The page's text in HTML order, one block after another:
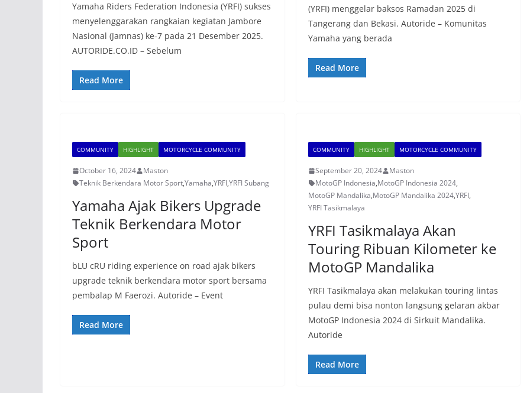
Yamaha Riders Federation Indonesia (YRFI) sukses
menyelenggarakan rangkaian kegiatan Jambore
Nasional (Jamnas) ke-7 pada 21 Desember 2025.
AUTORIDE.CO.ID – Sebelum
Read More
(YRFI) menggelar baksos Ramadan 2025 di
Tangerang dan Bekasi. Autoride – Komunitas
Yamaha yang berada
Read More
COMMUNITY HIGHLIGHT MOTORCYCLE COMMUNITY
October 16, 2024
Maston
Teknik Berkendara Motor Sport,Yamaha,YRFI,YRFI Subang
Yamaha Ajak Bikers Upgrade
Teknik Berkendara Motor
Sport
bLU cRU riding experience on road ajak bikers
upgrade teknik berkendara motor sport bersama
pembalap M Faerozi. Autoride – Event
Read More
COMMUNITY HIGHLIGHT MOTORCYCLE COMMUNITY
September 20, 2024
Maston
MotoGP Indonesia,MotoGP Indonesia 2024,
MotoGP Mandalika,MotoGP Mandalika 2024,YRFI,
YRFI Tasikmalaya
YRFI Tasikmalaya Akan
Touring Ribuan Kilometer ke
MotoGP Mandalika
YRFI Tasikmalaya akan melakukan touring lintas
pulau demi bisa nonton langsung gelaran akbar
MotoGP Indonesia 2024 di Sirkuit Mandalika.
Autoride
Read More